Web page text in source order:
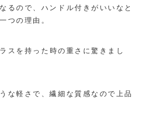
るので、ハンドル付きがいいなと
つの理由。
スを持った時の重さに驚きまし
な軽さで、繊細な質感なので上品